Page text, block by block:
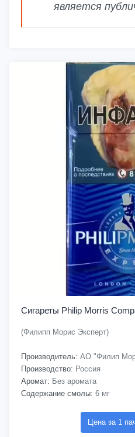
является
Сигареты Philip Morris
(Филипп Морис Эксперт)
Производитель: АО "Филип
Производство: Россия
Аромат: Без аромата
Содержание смолы: 6 мг
Цена за 1